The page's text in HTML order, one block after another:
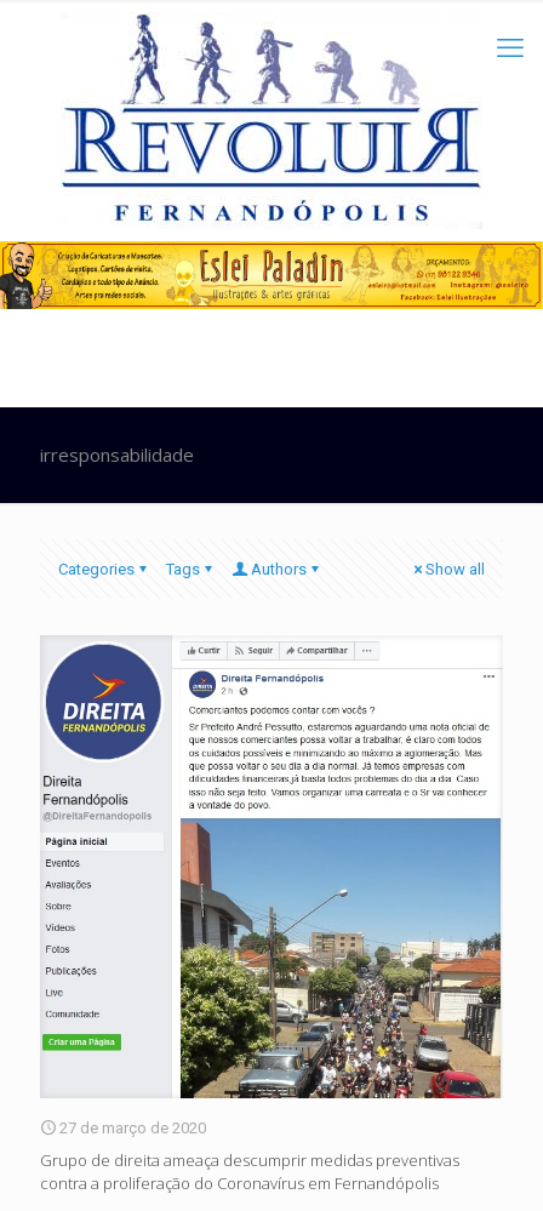
irresponsabilidade
Categories Tags Authors Show all
27 de março de 2020
Grupo de direita ameaça descumprir medidas preventivas
contra a proliferação do Coronavírus em Fernandópolis